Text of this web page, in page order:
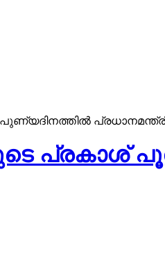
പുണ്യദിനത്തിൽ
പ്രകാശ്